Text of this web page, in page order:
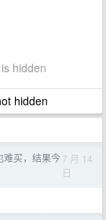
hidden
hidden
难买，结果今7 月 14
日